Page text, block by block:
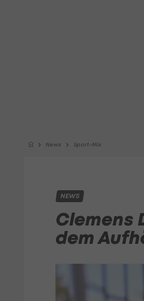
News Sport-Mix
NEWS
Clemens
dem